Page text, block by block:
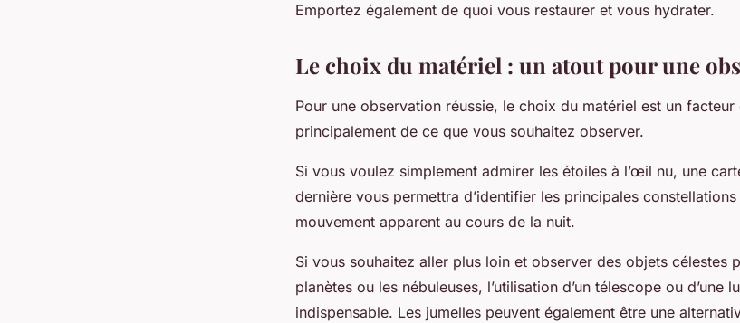
Emportez également de quoi vous restaurer et vous hydrater.
Le choix du matériel : un atout pour une
Pour une observation réussie, le choix du matériel est un
principalement de ce que vous souhaitez observer.
Si vous voulez simplement admirer les étoiles à l’œil nu, une
dernière vous permettra d’identifier les principales
mouvement apparent au cours de la nuit.
Si vous souhaitez aller plus loin et observer des objets célestes
planètes ou les nébuleuses, l’utilisation d’un télescope ou d’une
indispensable. Les jumelles peuvent également être une